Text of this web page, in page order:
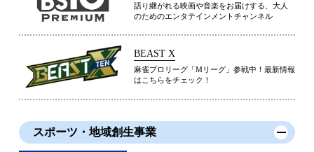
語り継がれる映画や音楽をお届けする、大人
のためのエンタテインメントチャンネル
BEAST X
麻雀プロリーグ「Mリーグ」参戦中！最新情報
はこちらをチェック！
スポーツ・地域創生事業